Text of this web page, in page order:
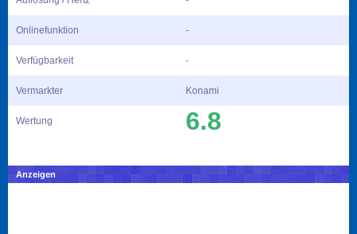
Onlinefunktion -
Verfügbarkeit -
Vermarkter Konami
Wertung 6.8
Anzeigen